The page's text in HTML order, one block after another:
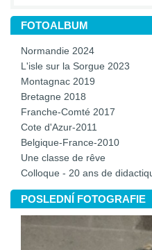
FOTOALBUM
Normandie 2024
L'isle sur la Sorgue 2023
Montagnac 2019
Bretagne 2018
Franche-Comté 2017
Cote d'Azur-2011
Belgique-France-2010
Une classe de rêve
Colloque - 20 ans de
POSLEDNÍ FOTOGRAFIE